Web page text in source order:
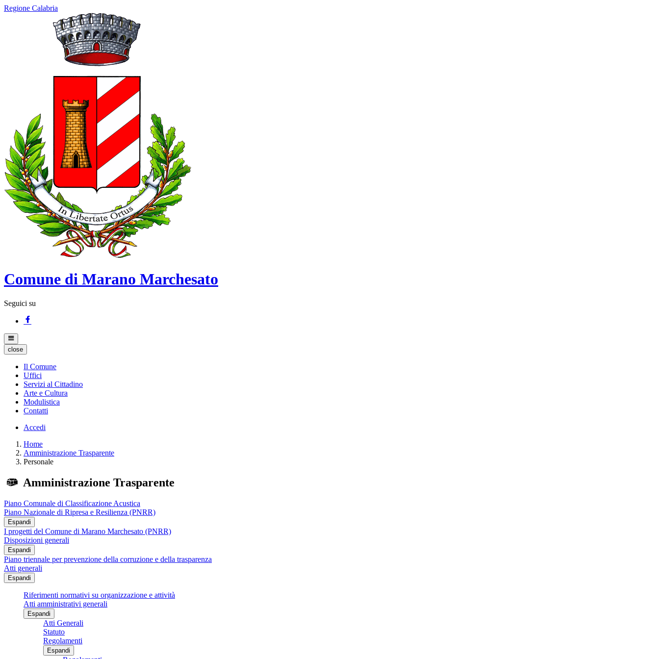
Regione Calabria
Comune di Marano Marchesato
Seguici su
close
Il Comune
Uffici
Servizi al Cittadino
Arte e Cultura
Modulistica
Contatti
Accedi
Home
Amministrazione Trasparente
Personale
Amministrazione Trasparente
Piano Comunale di Classificazione Acustica
Piano Nazionale di Ripresa e Resilienza (PNRR)
Espandi
I progetti del Comune di Marano Marchesato (PNRR)
Disposizioni generali
Espandi
Piano triennale per prevenzione della corruzione e della trasparenza
Atti generali
Espandi
Riferimenti normativi su organizzazione e attività
Atti amministrativi generali
Espandi
Atti Generali
Statuto
Regolamenti
Espandi